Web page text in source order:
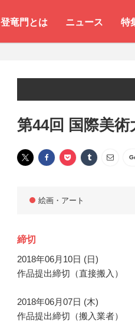
登竜門とは ニュース 特
第44回 国際美術
絵画・アート
締切
2018年06月10日 (日)
作品提出締切（直接搬入）
2018年06月07日 (木)
作品提出締切（搬入業者）